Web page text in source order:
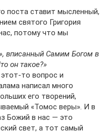
поста ставит мысленный,
святого Григория
потому что мы
вписанный Самим Богом в
он такое?»
то вопрос и
написал много
его творений,
«Томос веры». И в
Божий в нас — это
свет, а тот самый